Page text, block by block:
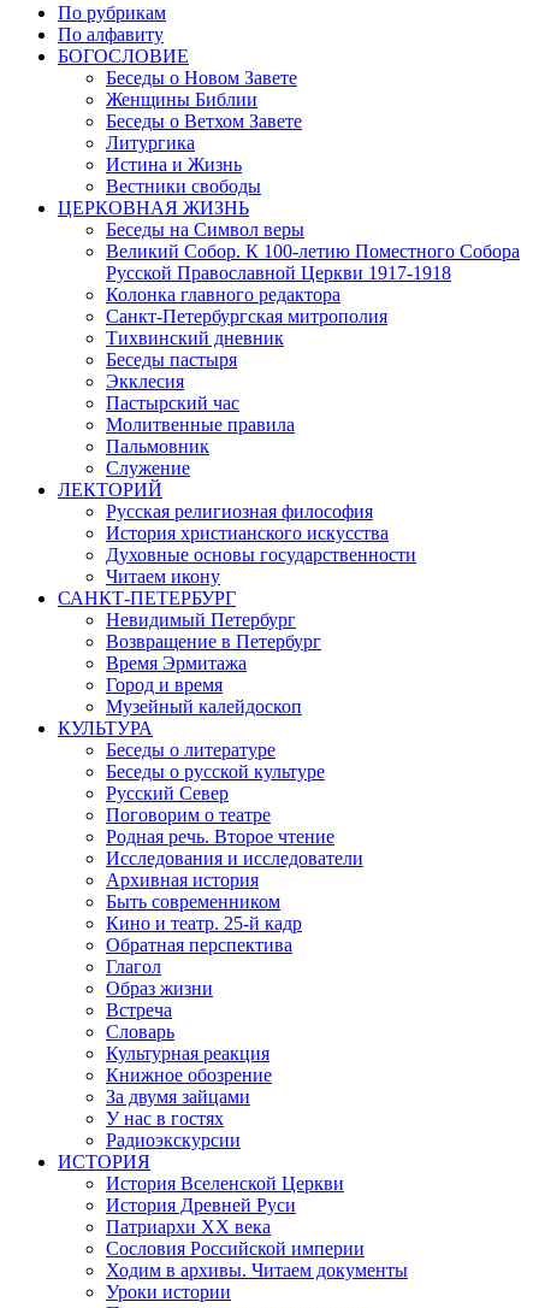
По рубрикам
По алфавиту
БОГОСЛОВИЕ
Беседы о Новом Завете
Женщины Библии
Беседы о Ветхом Завете
Литургика
Истина и Жизнь
Вестники свободы
ЦЕРКОВНАЯ ЖИЗНЬ
Беседы на Символ веры
Великий Собор. К 100-летию Поместного Собора
Русской Православной Церкви 1917-1918
Колонка главного редактора
Санкт-Петербургская митрополия
Тихвинский дневник
Беседы пастыря
Экклесия
Пастырский час
Молитвенные правила
Пальмовник
Служение
ЛЕКТОРИЙ
Русская религиозная философия
История христианского искусства
Духовные основы государственности
Читаем икону
САНКТ-ПЕТЕРБУРГ
Невидимый Петербург
Возвращение в Петербург
Время Эрмитажа
Город и время
Музейный калейдоскоп
КУЛЬТУРА
Беседы о литературе
Беседы о русской культуре
Русский Север
Поговорим о театре
Родная речь. Второе чтение
Исследования и исследователи
Архивная история
Быть современником
Кино и театр. 25-й кадр
Обратная перспектива
Глагол
Образ жизни
Встреча
Словарь
Культурная реакция
Книжное обозрение
За двумя зайцами
У нас в гостях
Радиоэкскурсии
ИСТОРИЯ
История Вселенской Церкви
История Древней Руси
Патриархи XX века
Сословия Российской империи
Ходим в архивы. Читаем документы
Уроки истории